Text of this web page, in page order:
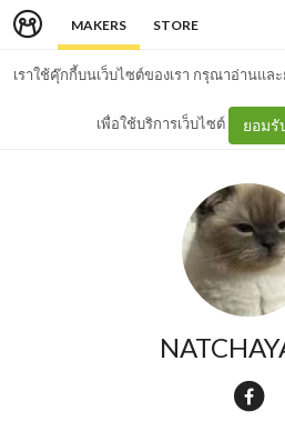
MAKERS STORE
เราใช้คุ๊กกี้บนเว็บไซต์ของเรา กรุณาอ่านแล
เพื่อใช้บริการเว็บไซต์ ยอมรั